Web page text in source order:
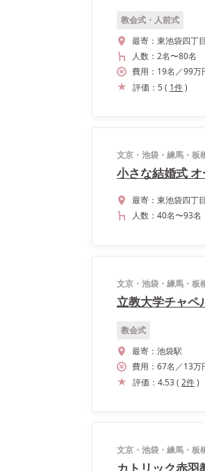
教会式・人前式
最寄： 東池袋四丁
人数： 2名〜80名
費用： 19名 ／99万
評価： 5( 1件)
文京・池袋・練馬・板
小さな結婚式
最寄： 東池袋四丁
人数： 40名〜93名
文京・池袋・練馬・板
立教大学チャペ
教会式
最寄： 池袋駅
費用： 67名 ／13万
評価： 4.53( 2件)
文京・池袋・練馬・板